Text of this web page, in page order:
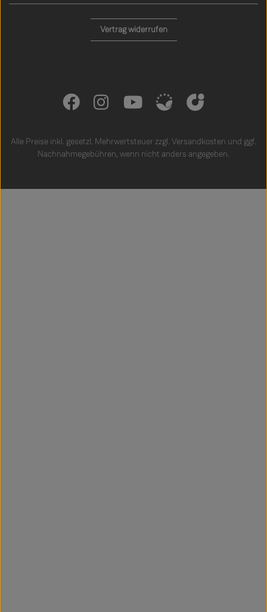
Vertrag widerrufen
Alle Preise inkl. gesetzl. Mehrwertsteuer zzgl. Versandkosten und ggf.
Nachnahmegebühren, wenn nicht anders angegeben.